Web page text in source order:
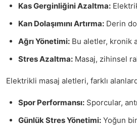
Kas Gerginliğini Azaltma:
Kan Dolaşımını Artırma: Derin
Ağrı Yönetimi: Bu aletler, kronik
Stres Azaltma: Masaj, zihinsel
Elektrikli masaj aletleri, farklı
Spor Performansı: Sporcular,
Günlük Stres Yönetimi: Yoğun